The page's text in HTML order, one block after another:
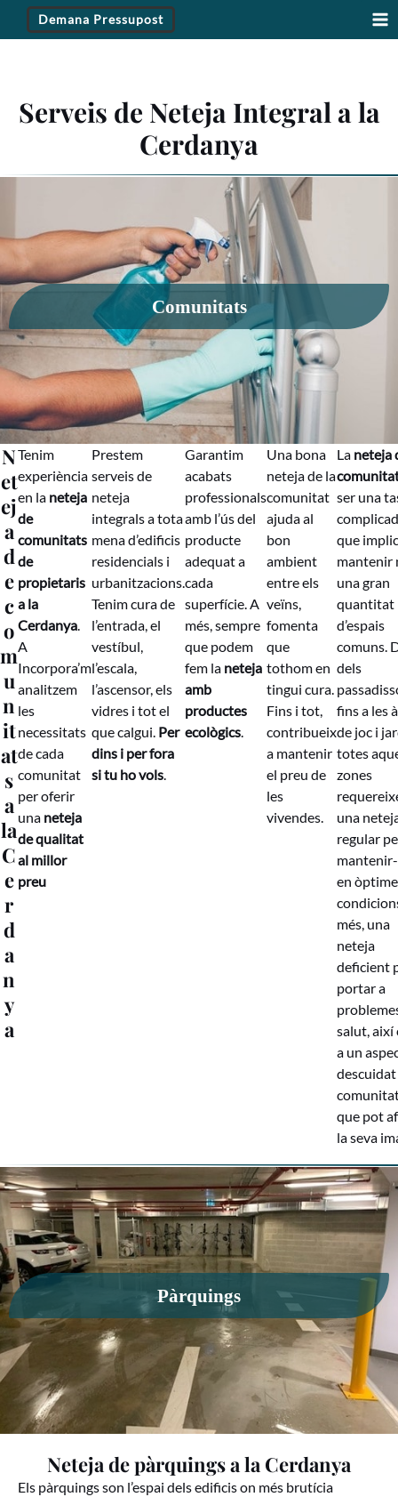
Demana Pressupost
Serveis de Neteja Integral a la
Cerdanya
Comunitats
N
et
ej
a
d
e
c
o
m
u
n
it
at
s
a
la
C
e
r
d
a
n
y
a
Tenim
experiència
en la neteja
de
comunitats
de
propietaris
a la
Cerdanya.
A
Incorpora’m
analitzem
les
necessitats
de cada
comunitat
per oferir
una neteja
de qualitat
al millor
preu
Prestem
serveis de
neteja
integrals a tota
mena d’edificis
residencials i
urbanitzacions.
Tenim cura de
l’entrada, el
vestíbul,
l’escala,
l’ascensor, els
vidres i tot el
que calgui. Per
dins i per fora
si tu ho vols.
Garantim
acabats
professionals
amb l’ús del
producte
adequat a
cada
superfície. A
més, sempre
que podem
fem la neteja
amb
productes
ecològics.
Una bona
neteja de la
comunitat
ajuda al
bon
ambient
entre els
veïns,
fomenta
que
tothom en
tingui cura.
Fins i tot,
contribueix
a mantenir
el preu de
les
vivendes.
La neteja
ser una
que
mantenir
una gran
quantitat
d’espais
comuns.
dels
fins a les
de joc i
totes
zones
una
regular
en
més, una
neteja
deficient
portar a
salut, així
a un
descuidat
que pot
la seva
Pàrquings
Neteja de pàrquings a la Cerdanya
Els pàrquings son l’espai dels edificis on més brutícia